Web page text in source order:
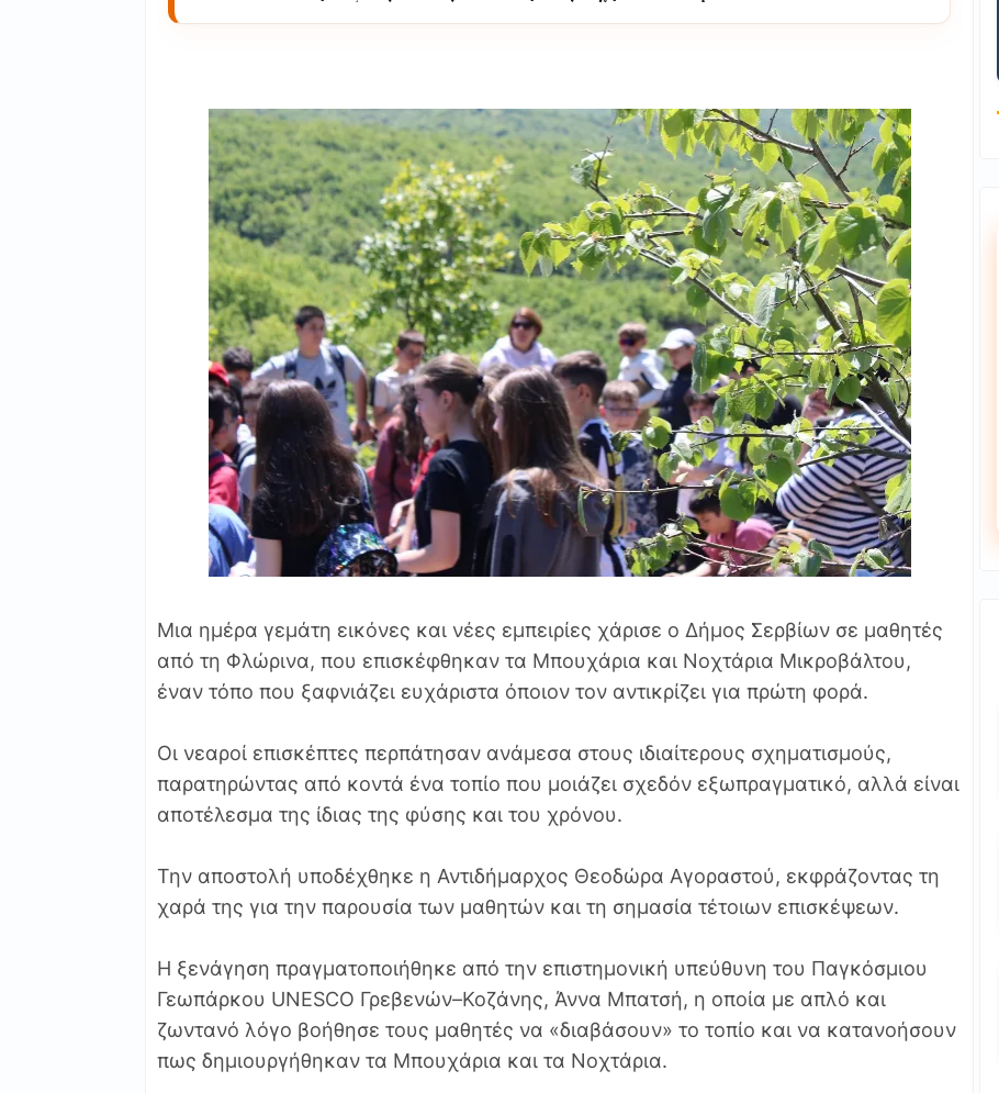
Μια ημέρα γεμάτη εικόνες και νέες εμπειρίες χάρισε ο Δήμος Σερβίων σε μαθητές
από τη Φλώρινα, που επισκέφθηκαν τα Μπουχάρια και Νοχτάρια Μικροβάλτου,
έναν τόπο που ξαφνιάζει ευχάριστα όποιον τον αντικρίζει για πρώτη φορά.
Οι νεαροί επισκέπτες περπάτησαν ανάμεσα στους ιδιαίτερους σχηματισμούς,
παρατηρώντας από κοντά ένα τοπίο που μοιάζει σχεδόν εξωπραγματικό, αλλά είναι
αποτέλεσμα της ίδιας της φύσης και του χρόνου.
Την αποστολή υποδέχθηκε η Αντιδήμαρχος Θεοδώρα Αγοραστού, εκφράζοντας τη
χαρά της για την παρουσία των μαθητών και τη σημασία τέτοιων επισκέψεων.
Η ξενάγηση πραγματοποιήθηκε από την επιστημονική υπεύθυνη του Παγκόσμιου
Γεωπάρκου UNESCO Γρεβενών–Κοζάνης, Άννα Μπατσή, η οποία με απλό και
ζωντανό λόγο βοήθησε τους μαθητές να «διαβάσουν» το τοπίο και να κατανοήσουν
πως δημιουργήθηκαν τα Μπουχάρια και τα Νοχτάρια.